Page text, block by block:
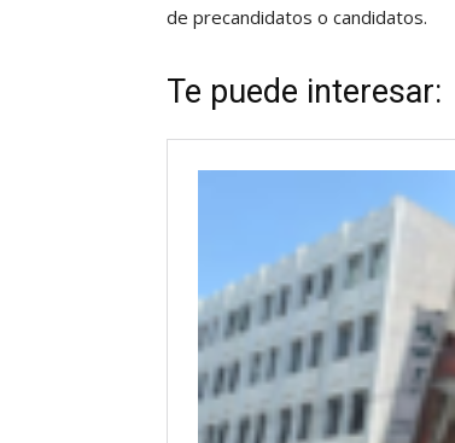
de precandidatos o candidatos.
Te puede interesar: